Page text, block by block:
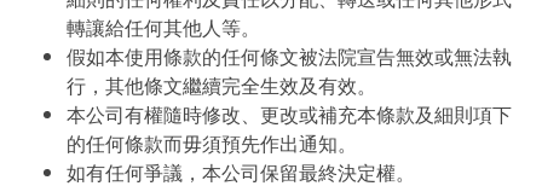
轉讓給任何其他人等。
假如本使用條款的任何條文被法院宣告無效或無法執
行，其他條文繼續完全生效及有效。
本公司有權隨時修改、更改或補充本條款及細則項下
的任何條款而毋須預先作出通知。
如有任何爭議，本公司保留最終決定權。